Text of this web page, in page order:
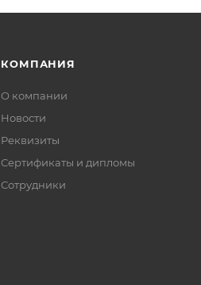
КОМПАНИЯ
О компании
Новости
Реквизиты
Сертификаты и дипломы
Сотрудники